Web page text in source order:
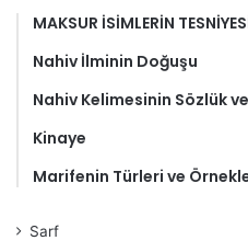
MAKSUR İSİMLERİN
Nahiv İlminin Doğuşu
Nahiv Kelimesinin Sözlük
Kinaye
Marifenin Türleri ve
Sarf